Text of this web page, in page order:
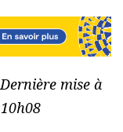
mise à